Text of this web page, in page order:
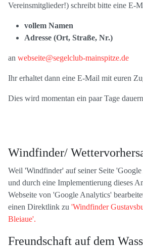
Vereinsmitglieder!) schreibt bitte eine E-
vollem Namen
Adresse (Ort, Straße, Nr.)
an webseite@segelclub-mainspitze.de
Ihr erhaltet dann eine E-Mail mit euren
Dies wird momentan ein paar Tage
Windfinder/
Weil 'Windfinder' auf seiner Seite
und durch eine Implementierung dieses
Webseite von 'Google Analytics'
einen Direktlink zu 'Windfinder
Bleiaue'.
Freundschaft auf dem